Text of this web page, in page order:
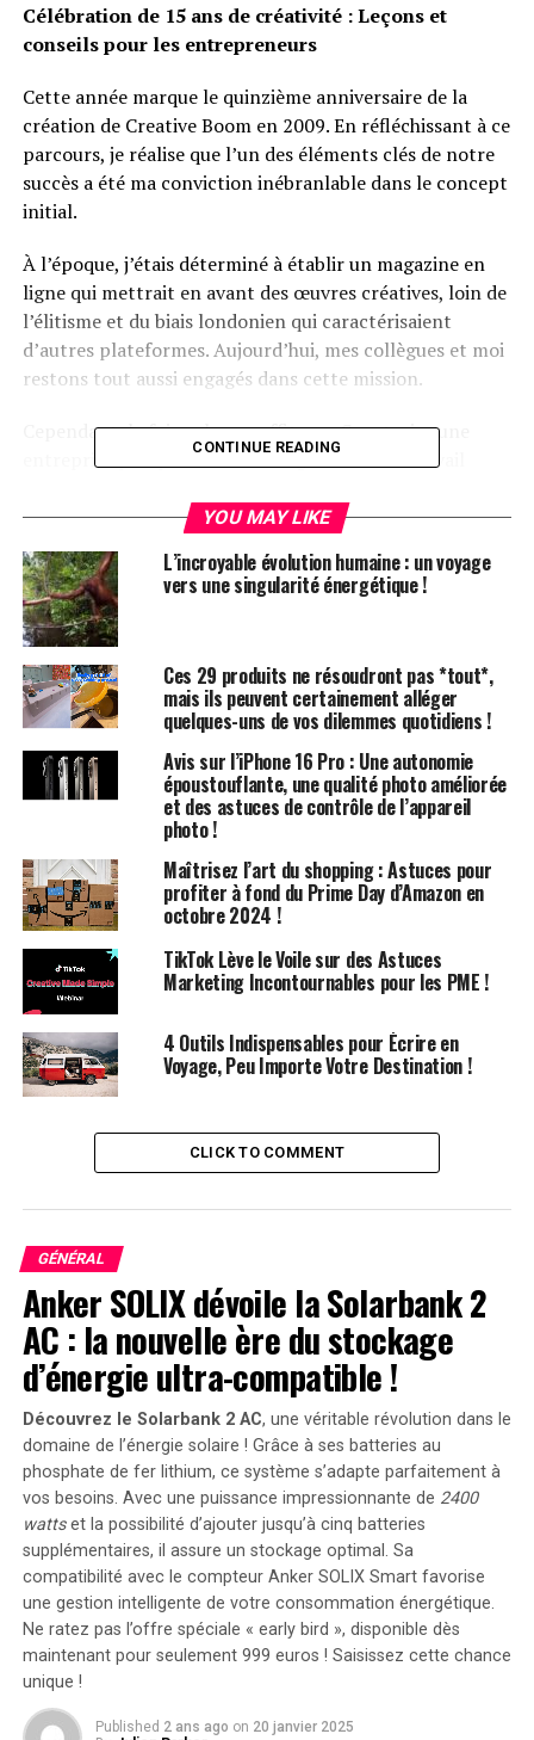
Célébration de 15 ans de créativité : Leçons et
conseils pour les entrepreneurs
Cette année marque le quinzième anniversaire de la
création de Creative Boom en 2009. En réfléchissant à ce
parcours, je réalise que l’un des éléments clés de notre
succès a été ma conviction inébranlable dans le concept
initial.
À l’époque, j’étais déterminé à établir un magazine en
ligne qui mettrait en avant des œuvres créatives, loin de
l’élitisme et du biais londonien qui caractérisaient
d’autres plateformes. Aujourd’hui, mes collègues et moi
restons tout aussi engagés dans cette mission.
Cependant, la foi seule ne suffit pas. Construire une
entreprise prospère nécessite également du travail
calculée, et bien plus encore.
J’ai donc pensé qu’il serait opportun de partager
quelques réflexions sur notre parcours et d’offrir des
conseils qui pourraient vous aider à développer votre
propre entreprise créative en 2024. J’ai également
sollicité la communauté Creative Boom pour obtenir des
conseils, et comme toujours, ils ont été à la hauteur.
Vous pouvez découvrir certains de leurs meilleurs
conseils ci-dessous.
Croire en votre idée et persévérer
Lorsque j’ai lancé Creative Boom en 2009, le paysage
était radicalement différent. Beaucoup doutaient de la
viabilité d’un magazine en ligne dédié aux
professionnels créatifs. Pourtant, ma conviction et ma
détermination ont été essentielles pour surmonter les
critiques et rester fidèle à ma vision.
Il y a eu des moments de doute, mais lapersévérance
face à ces défis a été cruciale. Chaque grande idée
rencontre des obstacles. C’est votre passion et votre
engagement qui vous permettront de surmonter les
Investir pleinement dans votre projet
Le monde des affaires est impitoyable, et de nombreuses
entreprises échouent chaque jour. Le succès ne vous sera
pas servi sur un plateau. Pour l’atteindre, il faut être
prêt à s’investir totalement.
L’illustrateur et designer Rich Banks résume cela
parfaitement : « Ne faites pas les choses à moitié. Si
c’est quelque chose que vous désirez et pour lequel vous
ressentez de la passion, donnez-vous à fond… sinon, ne
vous attendez pas à ce que cela fonctionne. »
N’oubliez pas que cet effort ne se limite pas au début de
votre parcours : il faudra continuer à investir du temps
et de l’énergie tant que vous souhaitez que votre
entreprise prospère.
CONTINUE READING
YOU MAY LIKE
L’incroyable évolution humaine : un voyage
vers une singularité énergétique !
Ces 29 produits ne résoudront pas *tout*,
mais ils peuvent certainement alléger
quelques-uns de vos dilemmes quotidiens !
Avis sur l’iPhone 16 Pro : Une autonomie
époustouflante, une qualité photo améliorée
et des astuces de contrôle de l’appareil
photo !
Maîtrisez l’art du shopping : Astuces pour
profiter à fond du Prime Day d’Amazon en
octobre 2024 !
TikTok Lève le Voile sur des Astuces
Marketing Incontournables pour les PME !
4 Outils Indispensables pour Écrire en
Voyage, Peu Importe Votre Destination !
CLICK TO COMMENT
GÉNÉRAL
Anker SOLIX dévoile la Solarbank 2
AC : la nouvelle ère du stockage
d’énergie ultra-compatible !
Découvrez le Solarbank 2 AC, une véritable révolution dans le
domaine de l’énergie solaire ! Grâce à ses batteries au
phosphate de fer lithium, ce système s’adapte parfaitement à
vos besoins. Avec une puissance impressionnante de 2400
wattset la possibilité d’ajouter jusqu’à cinq batteries
supplémentaires, il assure un stockage optimal. Sa
compatibilité avec le compteur Anker SOLIX Smart favorise
une gestion intelligente de votre consommation énergétique.
Ne ratez pas l’offre spéciale « early bird », disponible dès
maintenant pour seulement 999 euros ! Saisissez cette chance
unique !
Published 2 ans ago on 20 janvier 2025